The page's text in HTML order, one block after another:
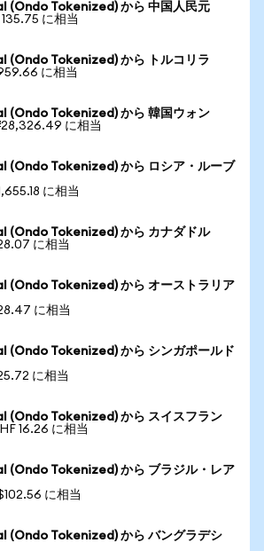
(Ondo Tokenized) から 中国人民元
に相当
(Ondo Tokenized) から トルコリラ
に相当
(Ondo Tokenized) から 韓国ウォン
に相当
(Ondo Tokenized) から ロシア・ルーブ
に相当
(Ondo Tokenized) から カナダドル
に相当
(Ondo Tokenized) から オーストラリア
に相当
(Ondo Tokenized) から シンガポールド
に相当
(Ondo Tokenized) から スイスフラン
16.26 に相当
(Ondo Tokenized) から ブラジル・レア
に相当
(Ondo Tokenized) から バングラデシ